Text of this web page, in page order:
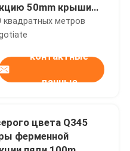
50mm крыши
одиночную
квадратных метров
контактные
данные
цвета Q345
ферменной